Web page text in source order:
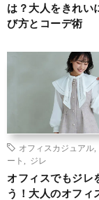
は？大人をきれい
び方とコーデ術
オフィスカジュアル
ート
ジレ
オフィスでもジレ
う！大人のオフィ